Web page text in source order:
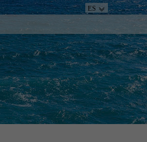
ES